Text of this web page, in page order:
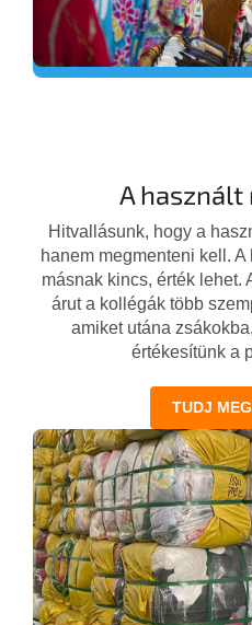
A
Hitvallásunk, hogy a
hanem megmenteni kell.
másnak kincs, érték lehet.
árut a kollégák több
amiket utána
értékesítünk a
TUDJ